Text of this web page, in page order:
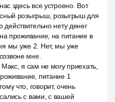
здесь все устроено. Вот
розыгрыш, розыгрыш для
действительно нету денег
проживание, на питание в
мы уже 2. Нет, мы уже
мне.
я сам не могу приехать,
питание 1
что, говорит, очень
с вами, с вашей